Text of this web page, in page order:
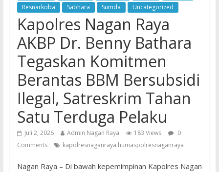
Resnarkoba
Sabhara Sumda Uncategorized
Kapolres Nagan Raya
AKBP Dr. Benny Bathara
Tegaskan Komitmen
Berantas BBM Bersubsidi
Ilegal, Satreskrim Tahan
Satu Terduga Pelaku
Juli 2, 2026 Admin Nagan Raya 183 Views
0
Comments
kapolresnaganraya humaspolresnaganraya
Nagan Raya – Di bawah kepemimpinan Kapolres Nagan